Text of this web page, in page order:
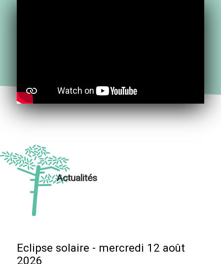
Actualités
Eclipse solaire - mercredi 12 août
2026